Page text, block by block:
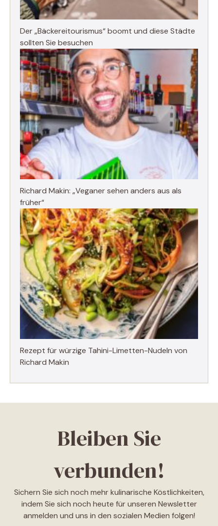
Der „Bäckereitourismus“ boomt und diese Städte
sollten Sie besuchen
Richard Makin: „Veganer sehen anders aus als
früher“
Rezept für würzige Tahini-Limetten-Nudeln von
Richard Makin
Bleiben Sie
verbunden!
Sichern Sie sich noch mehr kulinarische Köstlichkeiten,
indem Sie sich noch heute für unseren Newsletter
anmelden und uns in den sozialen Medien folgen!